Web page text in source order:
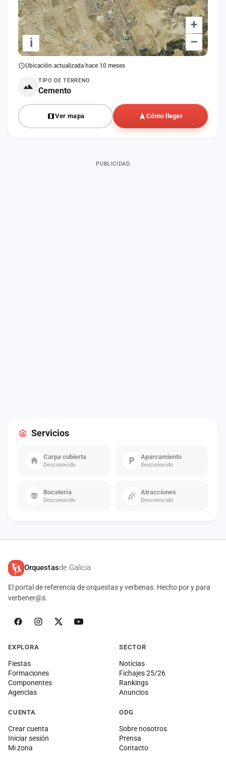
+
–
i
Ubicación actualizada hace 10 meses
TIPO DE TERRENO
Cemento
Ver mapa Cómo llegar
Servicios
Carpa cubierta
Desconocido
Aparcamiento
Desconocido
Bocatería
Desconocido
Atracciones
Desconocido
PUBLICIDAD
Orquestasde Galicia
El portal de referencia de orquestas y verbenas. Hecho por y para
verbener@s.
EXPLORA
Fiestas
Formaciones
Componentes
Agencias
SECTOR
Noticias
Fichajes 25/26
Rankings
Anuncios
CUENTA
Crear cuenta
Iniciar sesión
Mi zona
ODG
Sobre nosotros
Prensa
Contacto